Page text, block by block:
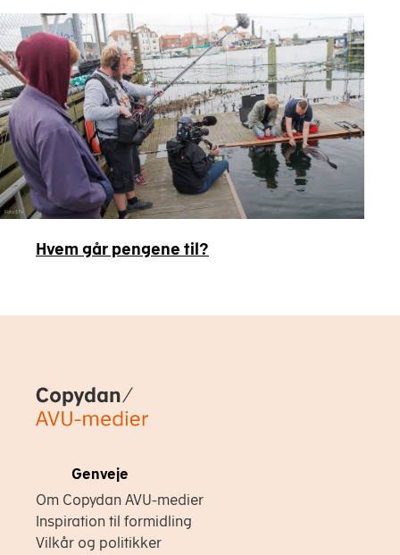
Foto STV
Hvem går pengene til?
Copydan
Genveje
Om Copydan AVU-medier
Inspiration til formidling
Vilkår og politikker